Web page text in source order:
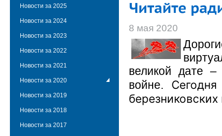
8 мая 2020
великой дате
войне.
Новости за 2025
Новости за 2024
Новости за 2023
Новости за 2022
Новости за 2021
Новости за 2020
Новости за 2019
Новости за 2018
Новости за 2017